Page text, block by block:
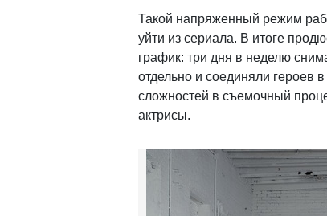
Такой напряженный режим
уйти из сериала. В итоге
график: три дня в неделю
отдельно и соединяли героев
сложностей в съемочный
актрисы.